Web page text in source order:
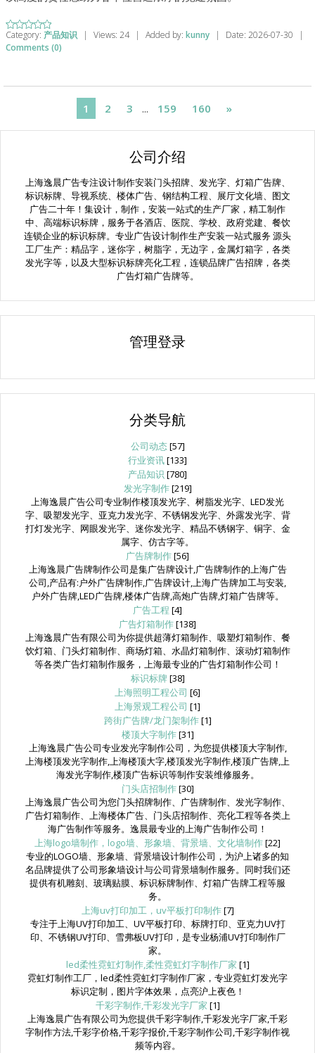
Category: 产品知识 | Views: 24 | Added by: kunny | Date: 2026-07-30
|
Comments (0)
1 2 3 ... 159 160 »
公司介绍
上海逸晨广告专注设计制作安装门头招牌、发光字、灯箱广告牌、
标识标牌、导视系统、楼体广告、钢结构工程、展厅文化墙、图文
广告二十年！集设计，制作，安装一站式的生产厂家，精工制作
中、高端标识标牌，服务于各酒店、医院、学校、政府党建、餐饮
连锁企业的标识标牌。专业广告设计制作生产安装一站式服务 源头
工厂生产：精品字，迷你字，树脂字，无边字，金属灯箱字，各类
发光字等，以及大型标识标牌亮化工程，连锁品牌广告招牌，各类
广告灯箱广告牌等。
管理登录
分类导航
公司动态[57]
行业资讯[133]
产品知识 [780]
发光字制作[219]
上海逸晨广告公司专业制作楼顶发光字、树脂发光字、LED发光
字、吸塑发光字、亚克力发光字、不锈钢发光字、外露发光字、背
打灯发光字、网眼发光字、迷你发光字、精品不锈钢字、铜字、金
属字、仿古字等。
广告牌制作[56]
上海逸晨广告牌制作公司是集广告牌设计,广告牌制作的上海广告
公司,产品有:户外广告牌制作,广告牌设计,上海广告牌加工与安装,
户外广告牌,LED广告牌,楼体广告牌,高炮广告牌,灯箱广告牌等。
广告工程 [4]
广告灯箱制作[138]
上海逸晨广告有限公司为你提供超薄灯箱制作、吸塑灯箱制作、餐
饮灯箱、门头灯箱制作、商场灯箱、水晶灯箱制作、滚动灯箱制作
等各类广告灯箱制作服务，上海最专业的广告灯箱制作公司！
标识标牌 [38]
上海照明工程公司 [6]
上海景观工程公司 [1]
跨街广告牌/龙门架制作[1]
楼顶大字制作[31]
上海逸晨广告公司专业发光字制作公司，为您提供楼顶大字制作,
上海楼顶发光字制作,上海楼顶大字,楼顶发光字制作,楼顶广告牌,上
海发光字制作,楼顶广告标识等制作安装维修服务。
门头店招制作[30]
上海逸晨广告公司为您门头招牌制作、广告牌制作、发光字制作、
广告灯箱制作、上海楼体广告、门头店招制作、亮化工程等各类上
海广告制作等服务。逸晨最专业的上海广告制作公司！
上海logo墙制作，logo墙、形象墙、背景墙、文化墙制作[22]
专业的LOGO墙、形象墙、背景墙设计制作公司，为沪上诸多的知
名品牌提供了公司形象墙设计与公司背景墙制作服务。同时我们还
提供有机雕刻、玻璃贴膜、标识标牌制作、灯箱广告牌工程等服
务。
上海uv打印加工，uv平板打印制作[7]
专注于上海UV打印加工、UV平板打印、标牌打印、亚克力UV打
印、不锈钢UV打印、雪弗板UV打印，是专业杨浦UV打印制作厂
家。
led柔性霓虹灯制作,柔性霓虹灯字制作厂家 [1]
霓虹灯制作工厂，led柔性霓虹灯字制作厂家，专业霓虹灯发光字
标识定制，图片字体效果，点亮沪上夜色！
千彩字制作,千彩发光字厂家 [1]
上海逸晨广告有限公司为您提供千彩字制作,千彩发光字厂家,千彩
字制作方法,千彩字价格,千彩字报价,千彩字制作公司,千彩字制作视
频等内容。